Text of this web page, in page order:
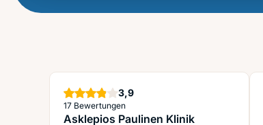
3,9Sterne
17 Bewertungen
Asklepios Paulinen Klinik